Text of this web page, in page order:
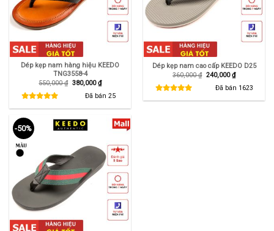
Dép kẹp nam hàng hiệu KEEDO
TNG3558-4
550,000₫ Giá
550,000 ₫.
380,000₫Giá
hiện
tại
là:
Đã bán 25
Dép kẹp nam cao cấp KEEDO D25
360,000₫ Giá
360,000 ₫.
240,000₫Giá
hiện
tại
là:
Đã bán 1623
-50%